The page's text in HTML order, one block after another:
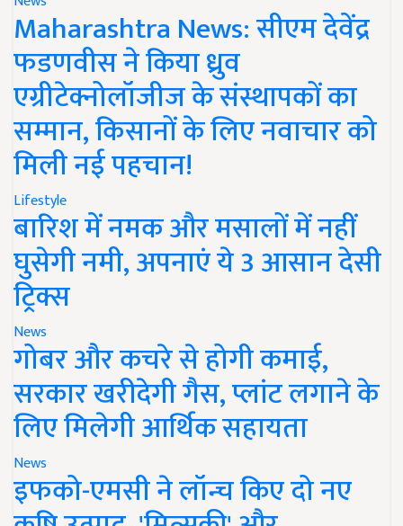
Maharashtra News: सीएम देवेंद्र
फडणवीस ने किया ध्रुव
एग्रीटेक्नोलॉजीज के संस्थापकों का
सम्मान, किसानों के लिए नवाचार को
मिली नई पहचान!
Lifestyle
बारिश में नमक और मसालों में नहीं
घुसेगी नमी, अपनाएं ये 3 आसान देसी
ट्रिक्स
News
गोबर और कचरे से होगी कमाई,
सरकार खरीदेगी गैस, प्लांट लगाने के
लिए मिलेगी आर्थिक सहायता
News
इफको-एमसी ने लॉन्च किए दो नए